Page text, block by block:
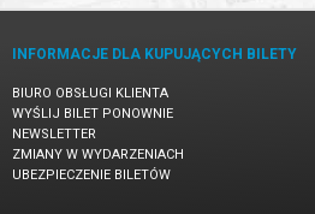
INFORMACJE DLA KUPUJĄCYCH BILETY
BIURO OBSŁUGI KLIENTA
WYŚLIJ BILET PONOWNIE
NEWSLETTER
ZMIANY W WYDARZENIACH
UBEZPIECZENIE BILETÓW